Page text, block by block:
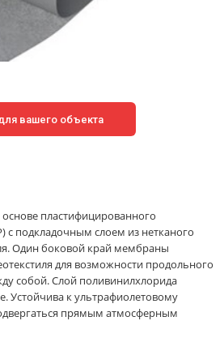
вашего объекта
пластифицированного
с подкладочным слоем из нетканого
Один боковой край мембраны
для возможности продольного
собой. Слой поливинилхлорида
Устойчива к ультрафиолетовому
прямым атмосферным